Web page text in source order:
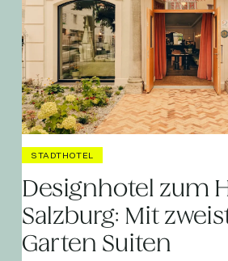
STADTHOTEL
Designhotel zum
Salzburg: Mit
Garten Suiten